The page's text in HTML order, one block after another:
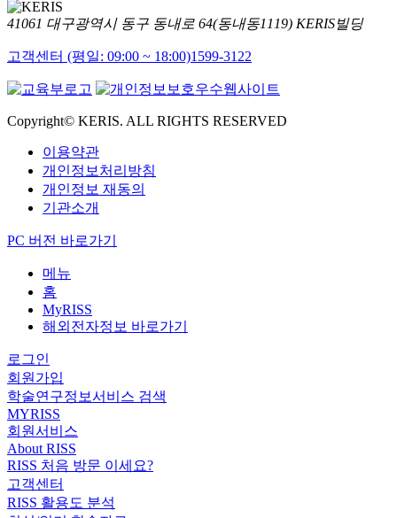
41061 대구광역시 동구 동내로 64(동내동1119) KERIS빌딩
고객센터 (평일: 09:00 ~ 18:00)1599-3122
Copyright© KERIS. ALL RIGHTS RESERVED
이용약관
개인정보처리방침
개인정보 재동의
기관소개
PC 버전 바로가기
메뉴
홈
MyRISS
해외전자정보 바로가기
로그인
회원가입
학술연구정보서비스 검색
MYRISS
회원서비스
About RISS
RISS 처음 방문 이세요?
고객센터
RISS 활용도 분석